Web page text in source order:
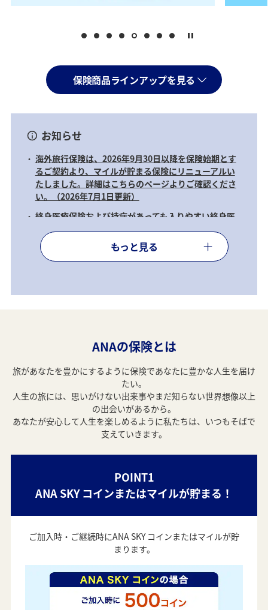
保険商品ラインアップを見る
お知らせ
海外旅行保険は、2026年9月30日以降を保険始期とす
るご契約より、マイルが貯まる保険にリニューアルい
たしました。詳細はこちらのページよりご確認くださ
い。（2026年7月1日更新）
終身医療保険および持病があっても入りやすい終身医
療保険は、2026年3月17日17:00をもって新規販売を終
了いたしました。ご加入者様のお問い合わせ・ANA
SKY コイン積算についてはこちらをご確認ください。
保険始期日とするご契約において商品改定を実施いた
（2025年8月13日更新）
もっと見る
ANAの保険とは
旅があなたを豊かにするように保険であなたに豊かな人生を届け
たい。
人生の旅には、思いがけない出来事やまだ知らない世界想像以上
の出会いがあるから。
あなたが安心して人生を楽しめるように私たちは、いつもそばで
支えていきます。
POINT1
ANA SKY コインまたはマイルが貯まる！
ご加入時・ご継続時にANA SKY コインまたはマイルが貯
まります。